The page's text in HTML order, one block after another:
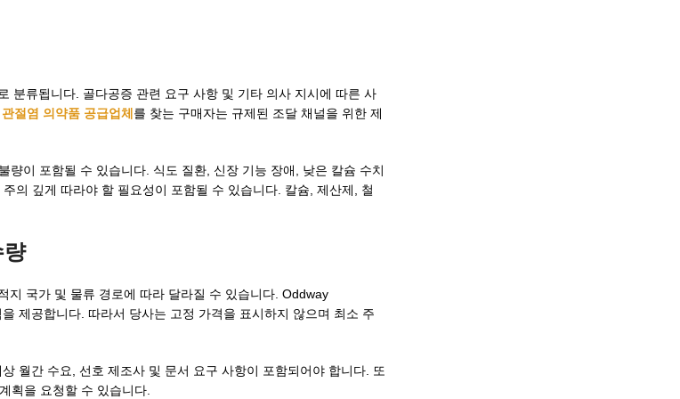
분류됩니다. 골다공증 관련 요구 사항 및 기타 의사 지시에 따른 사
관절염 의약품 공급업체를 찾는 구매자는 규제된 조달 채널을 위한 제
이 포함될 수 있습니다. 식도 질환, 신장 기능 장애, 낮은 칼슘 수치
의 깊게 따라야 할 필요성이 포함될 수 있습니다. 칼슘, 제산제, 철
지 국가 및 물류 경로에 따라 달라질 수 있습니다. Oddway
제공합니다. 따라서 당사는 고정 가격을 표시하지 않으며 최소 주
월간 수요, 선호 제조사 및 문서 요구 사항이 포함되어야 합니다. 또
획을 요청할 수 있습니다.